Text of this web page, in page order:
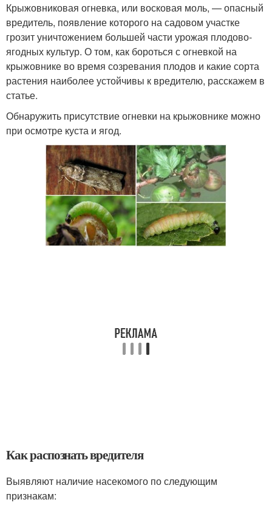
Крыжовниковая огневка, или восковая моль, — опасный
вредитель, появление которого на садовом участке
грозит уничтожением большей части урожая плодово-
ягодных культур. О том, как бороться с огневкой на
крыжовнике во время созревания плодов и какие сорта
растения наиболее устойчивы к вредителю, расскажем в
статье.
Обнаружить присутствие огневки на крыжовнике можно
при осмотре куста и ягод.
Как распознать вредителя
Выявляют наличие насекомого по следующим
признакам: